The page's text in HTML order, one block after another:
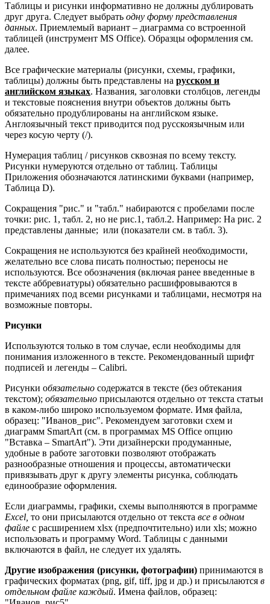
Таблицы и рисунки информативно не должны дублировать
друг друга. Следует выбрать одну форму представления
данных. Приемлемый вариант – диаграмма со встроенной
таблицей (инструмент MS Office). Образцы оформления см.
далее.
Все графические материалы (рисунки, схемы, графики,
таблицы) должны быть представлены на русском и
английском языках. Названия, заголовки столбцов, легенды
и текстовые пояснения внутри объектов должны быть
обязательно продублированы на английском языке.
Англоязычный текст приводится под русскоязычным или
через косую черту (/).
Нумерация таблиц / рисунков сквозная по всему тексту.
Рисунки нумеруются отдельно от таблиц. Таблицы
Приложения обозначаются латинскими буквами (например,
Таблица D).
Сокращения "рис." и "табл." набираются с пробелами после
точки: рис. 1, табл. 2, но не рис.1, табл.2. Например: На рис. 2
представлены данные; или (показатели см. в табл. 3).
Сокращения не используются без крайней необходимости,
желательно все слова писать полностью; переносы не
используются. Все обозначения (включая ранее введенные в
тексте аббревиатуры) обязательно расшифровываются в
примечаниях под всеми рисунками и таблицами, несмотря на
возможные повторы.
Рисунки
Используются только в том случае, если необходимы для
понимания изложенного в тексте. Рекомендованный шрифт
подписей и легенды – Calibri.
Рисунки обязательно содержатся в тексте (без обтекания
текстом); обязательно присылаются отдельно от текста статьи
в каком-либо широко используемом формате. Имя файла,
образец: "Иванов_рис". Рекомендуем заготовки схем и
диаграмм SmartArt (см. в программах MS Office опцию
"Вставка – SmartArt"). Эти дизайнерски продуманные,
удобные в работе заготовки позволяют отображать
разнообразные отношения и процессы, автоматически
привязывать друг к другу элементы рисунка, соблюдать
единообразие оформления.
Если диаграммы, графики, схемы выполняются в программе
Excel, то они присылаются отдельно от текста все в одном
файле с расширением xlsx (предпочтительно) или xls; можно
использовать и программу Word. Таблицы с данными
включаются в файл, не следует их удалять.
Другие изображения (рисунки, фотографии) принимаются в
графических форматах (png, gif, tiff, jpg и др.) и присылаются в
отдельном файле каждый. Имена файлов, образец: